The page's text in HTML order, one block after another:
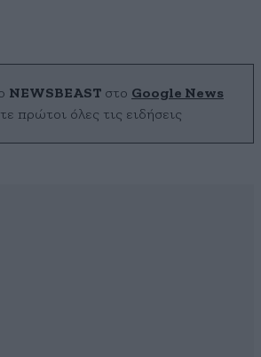
NEWSBEAST στο Google News
πρώτοι όλες τις ειδήσεις